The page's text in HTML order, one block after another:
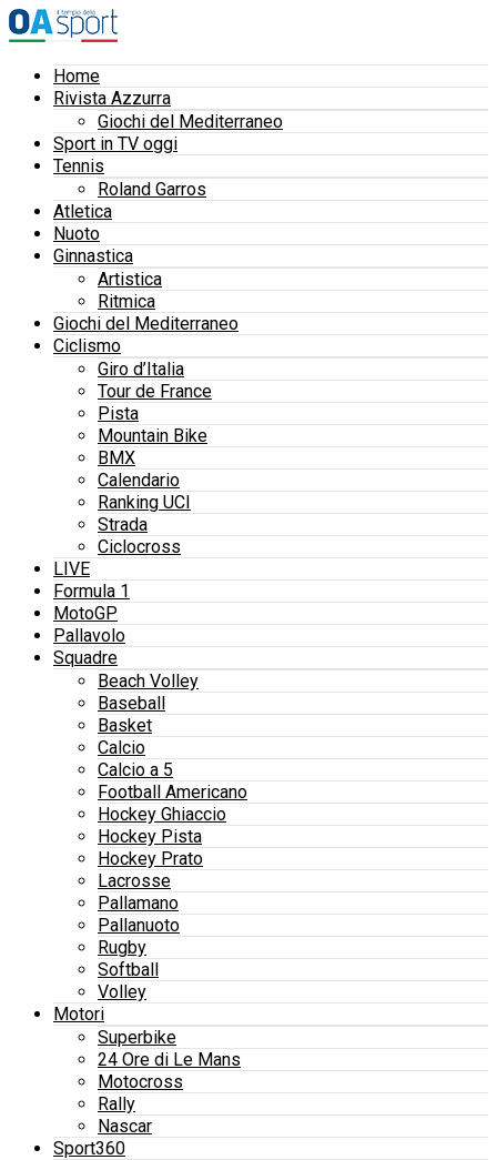
Home
Rivista Azzurra
Giochi del Mediterraneo
Sport in TV oggi
Tennis
Roland Garros
Atletica
Nuoto
Ginnastica
Artistica
Ritmica
Giochi del Mediterraneo
Ciclismo
Giro d’Italia
Tour de France
Pista
Mountain Bike
BMX
Calendario
Ranking UCI
Strada
Ciclocross
LIVE
Formula 1
MotoGP
Pallavolo
Squadre
Beach Volley
Baseball
Basket
Calcio
Calcio a 5
Football Americano
Hockey Ghiaccio
Hockey Pista
Hockey Prato
Lacrosse
Pallamano
Pallanuoto
Rugby
Softball
Volley
Motori
Superbike
24 Ore di Le Mans
Motocross
Rally
Nascar
Sport360